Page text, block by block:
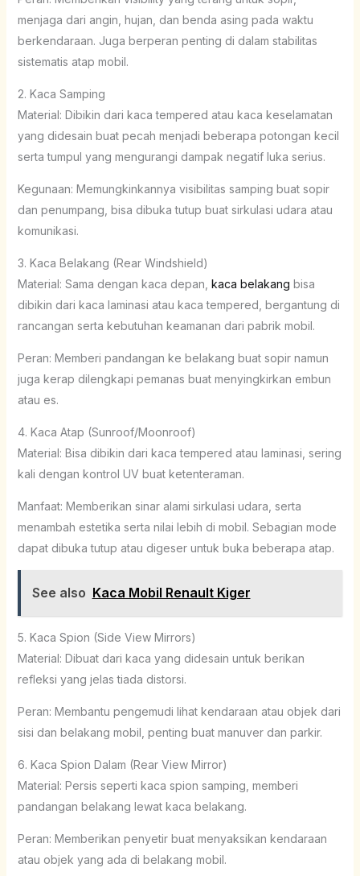
menjaga dari angin, hujan, dan benda asing pada waktu
berkendaraan. Juga berperan penting di dalam stabilitas
sistematis atap mobil.
2. Kaca Samping
Material: Dibikin dari kaca tempered atau kaca keselamatan
yang didesain buat pecah menjadi beberapa potongan kecil
serta tumpul yang mengurangi dampak negatif luka serius.
Kegunaan: Memungkinkannya visibilitas samping buat sopir
dan penumpang, bisa dibuka tutup buat sirkulasi udara atau
komunikasi.
3. Kaca Belakang (Rear Windshield)
Material: Sama dengan kaca depan, kaca belakang bisa
dibikin dari kaca laminasi atau kaca tempered, bergantung di
rancangan serta kebutuhan keamanan dari pabrik mobil.
Peran: Memberi pandangan ke belakang buat sopir namun
juga kerap dilengkapi pemanas buat menyingkirkan embun
atau es.
4. Kaca Atap (Sunroof/Moonroof)
Material: Bisa dibikin dari kaca tempered atau laminasi, sering
kali dengan kontrol UV buat ketenteraman.
Manfaat: Memberikan sinar alami sirkulasi udara, serta
menambah estetika serta nilai lebih di mobil. Sebagian mode
dapat dibuka tutup atau digeser untuk buka beberapa atap.
See also Kaca Mobil Renault Kiger
5. Kaca Spion (Side View Mirrors)
Material: Dibuat dari kaca yang didesain untuk berikan
refleksi yang jelas tiada distorsi.
Peran: Membantu pengemudi lihat kendaraan atau objek dari
sisi dan belakang mobil, penting buat manuver dan parkir.
6. Kaca Spion Dalam (Rear View Mirror)
Material: Persis seperti kaca spion samping, memberi
pandangan belakang lewat kaca belakang.
Peran: Memberikan penyetir buat menyaksikan kendaraan
atau objek yang ada di belakang mobil.